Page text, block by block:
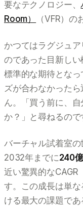
要なテクノロジー、
Room）
（VFR）
かつてはラグジュ
のであった目新し
標準的な期待とな
ズが合わなかった
ん。「買う前に、
か？」と尋ねるので
バーチャル試着室の
2032年までに240
近い驚異的なCAGR
す。この成長は単
ける最大の課題であ